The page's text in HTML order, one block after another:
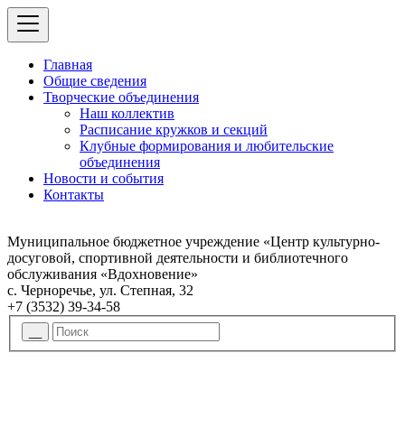
Главная
Общие сведения
Творческие объединения
Наш коллектив
Расписание кружков и секций
Клубные формирования и любительские
объединения
Новости и события
Контакты
Муниципальное бюджетное учреждение «Центр культурно-
досуговой, спортивной деятельности и библиотечного
обслуживания «Вдохновение»
с. Черноречье, ул. Степная, 32
+7 (3532) 39-34-58